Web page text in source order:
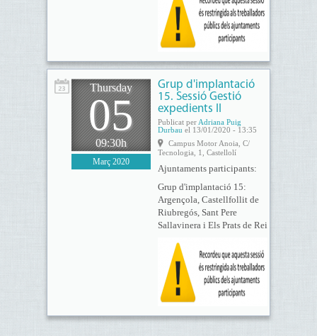
Thursday
05
09:30h
Març 2020
Grup d'implantació
15. Sessió Gestió
expedients II
Publicat per Adriana Puig
Durbau el 13/01/2020 - 13:35
Campus Motor Anoia, C/
Tecnologia, 1, Castellolí
Ajuntaments participants:
Grup d'implantació 15:
Argençola, Castellfollit de
Riubregós, Sant Pere
Sallavinera i Els Prats de Rei